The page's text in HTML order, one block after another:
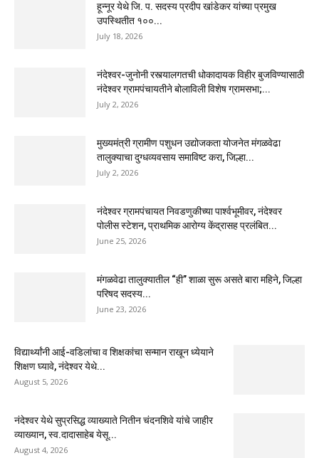
हून्नूर येथे जि. प. सदस्य प्रदीप खांडेकर यांच्या प्रमुख
उपस्थितीत १००...
July 18, 2026
नंदेश्वर-जुनोनी रस्त्यालगतची धोकादायक विहीर बुजविण्यासाठी
नंदेश्वर ग्रामपंचायतीने बोलाविली विशेष ग्रामसभा;...
July 2, 2026
मुख्यमंत्री ग्रामीण पशुधन उद्योजकता योजनेत मंगळवेढा
तालुक्याचा दुग्धव्यवसाय समाविष्ट करा, जिल्हा...
July 2, 2026
नंदेश्वर ग्रामपंचायत निवडणुकीच्या पार्श्वभूमीवर, नंदेश्वर
पोलीस स्टेशन, प्राथमिक आरोग्य केंद्रासह प्रलंबित...
June 25, 2026
मंगळवेढा तालुक्यातील “ही” शाळा सुरू असते बारा महिने, जिल्हा
परिषद सदस्य...
June 23, 2026
विद्यार्थ्यांनी आई-वडिलांचा व शिक्षकांचा सन्मान राखून ध्येयाने
शिक्षण घ्यावे, नंदेश्वर येथे...
August 5, 2026
नंदेश्वर येथे सुप्रसिद्ध व्याख्याते नितीन चंदनशिवे यांचे जाहीर
व्याख्यान, स्व.दादासाहेब येसू...
August 4, 2026